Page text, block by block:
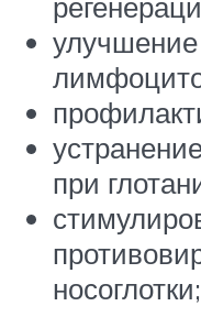
улучшение
при
носоглотки;